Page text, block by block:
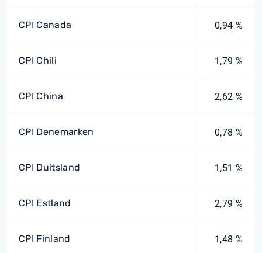
CPI Canada 0,94 %
CPI Chili 1,79 %
CPI China 2,62 %
CPI Denemarken 0,78 %
CPI Duitsland 1,51 %
CPI Estland 2,79 %
CPI Finland 1,48 %